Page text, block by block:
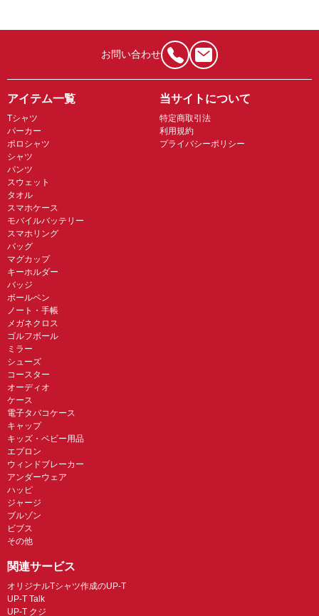
お問い合わせ
アイテム一覧
Tシャツ
パーカー
ポロシャツ
シャツ
パンツ
スウェット
タオル
スマホケース
モバイルバッテリー
スマホリング
バッグ
マグカップ
キーホルダー
バッジ
ボールペン
ノート・手帳
メガネクロス
ゴルフボール
ミラー
シューズ
コースター
オーディオ
ケース
電子タバコケース
キャップ
キッズ・ベビー用品
エプロン
ウィンドブレーカー
アンダーウェア
ハッピ
ジャージ
ブルゾン
ビブス
その他
当サイトについて
特定商取引法
利用規約
プライバシーポリシー
関連サービス
オリジナルTシャツ作成のUP-T
UP-T Talk
UP-T クジ